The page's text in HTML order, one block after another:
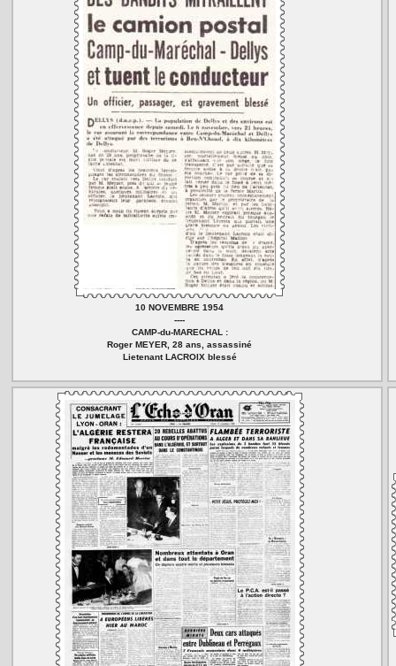
10 NOVEMBRE 1954
----
CAMP-du-MARECHAL :
Roger MEYER, 28 ans, assassiné
Lietenant LACROIX blessé